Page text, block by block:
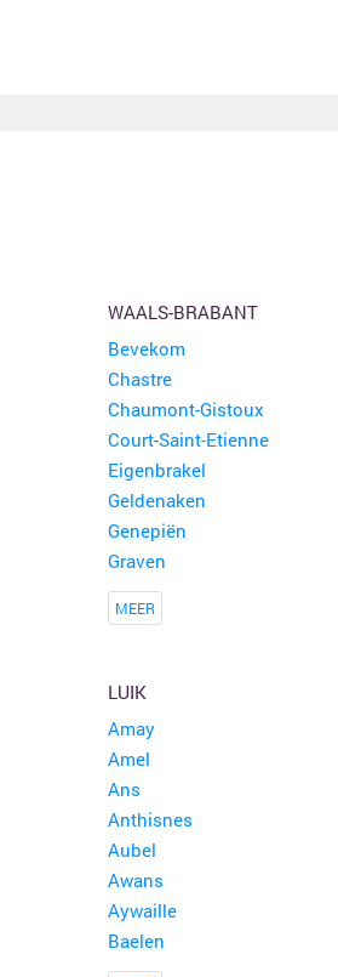
WAALS-BRABANT
Bevekom
Chastre
Chaumont-Gistoux
Court-Saint-Etienne
Eigenbrakel
Geldenaken
Genepiën
Graven
MEER
LUIK
Amay
Amel
Ans
Anthisnes
Aubel
Awans
Aywaille
Baelen